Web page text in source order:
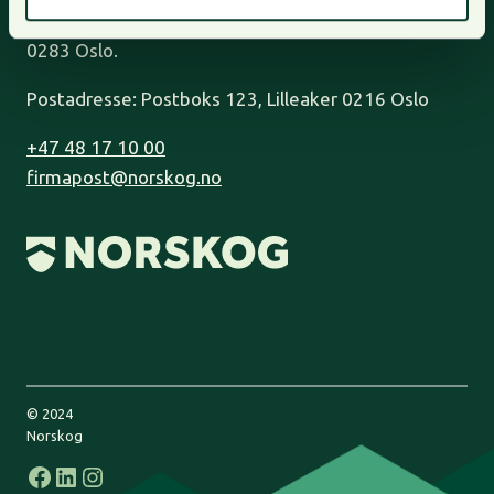
Lilleakerveien 31, oppgang B,
0283 Oslo.
Postadresse: Postboks 123, Lilleaker 0216 Oslo
+47 48 17 10 00
firmapost@norskog.no
© 2024
Norskog
Facebook
LinkedIn
Instagram